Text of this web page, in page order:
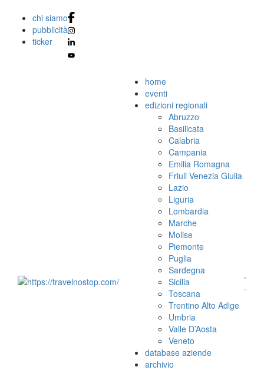
chi siamo
pubblicità
ticker
home
eventi
edizioni regionali
Abruzzo
Basilicata
Calabria
Campania
Emilia Romagna
Friuli Venezia Giulia
Lazio
Liguria
Lombardia
Marche
Molise
Piemonte
Puglia
Sardegna
Sicilia
Toscana
Trentino Alto Adige
Umbria
Valle D’Aosta
Veneto
database aziende
archivio